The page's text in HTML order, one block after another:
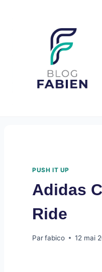
PUSH IT UP
Adidas
Ride
Parfabico 12 mai